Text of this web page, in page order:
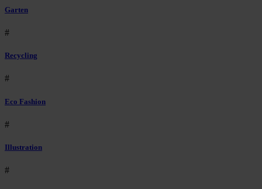
Garten
#
Recycling
#
Eco Fashion
#
Illustration
#